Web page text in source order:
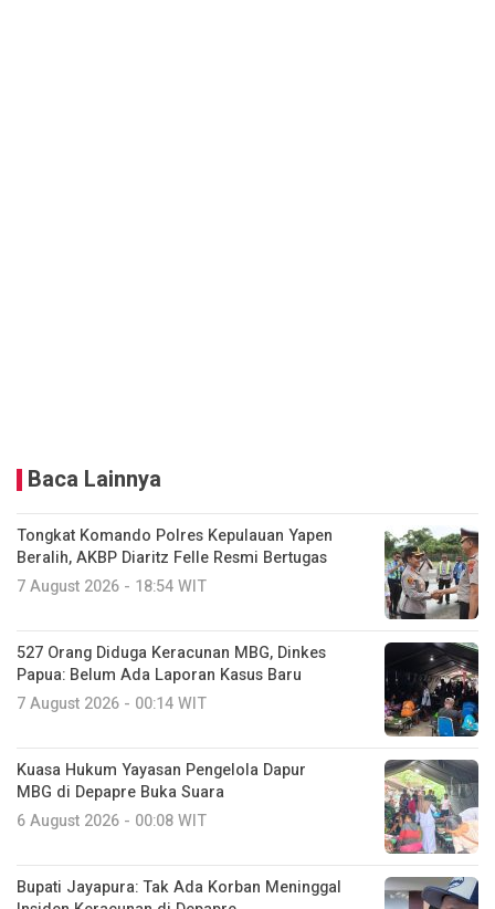
Baca Lainnya
Tongkat Komando Polres Kepulauan Yapen
Beralih, AKBP Diaritz Felle Resmi Bertugas
7 August 2026 - 18:54 WIT
527 Orang Diduga Keracunan MBG, Dinkes
Papua: Belum Ada Laporan Kasus Baru
7 August 2026 - 00:14 WIT
Kuasa Hukum Yayasan Pengelola Dapur
MBG di Depapre Buka Suara
6 August 2026 - 00:08 WIT
Bupati Jayapura: Tak Ada Korban Meninggal